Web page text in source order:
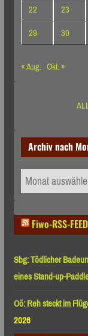
22
23
29
30
« Aug. Okt. »
Archiv nach
Archiv
nach
Fiwo-RSS-FEED
Sbg: Tödlicher
eines Stand-up-
Oö: Reh steckt im
2026